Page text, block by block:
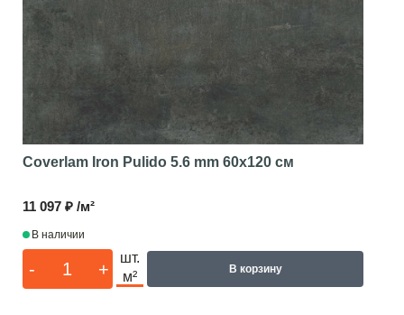
Coverlam Iron Pulido 5.6 mm 60x120 см
11 097 ₽ /м²
В наличии
- +
шт.
м²
В корзину